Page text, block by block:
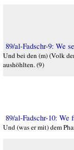
89/al-Fadschr-9: We
Und bei den (m) (Volk
aushöhlten. (9)
89/al-Fadschr-10:
Und (was er mit) dem